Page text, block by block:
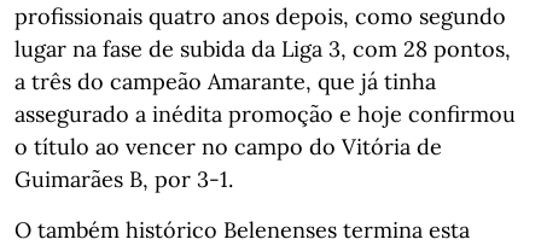
profissionais quatro anos depois, como segundo
lugar na fase de subida da Liga 3, com 28 pontos,
a três do campeão Amarante, que já tinha
assegurado a inédita promoção e hoje confirmou
o título ao vencer no campo do Vitória de
Guimarães B, por 3-1.
O também histórico Belenenses termina esta